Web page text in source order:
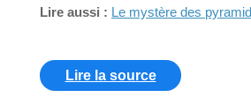
Lire aussi : Le mystère des
Lire la source